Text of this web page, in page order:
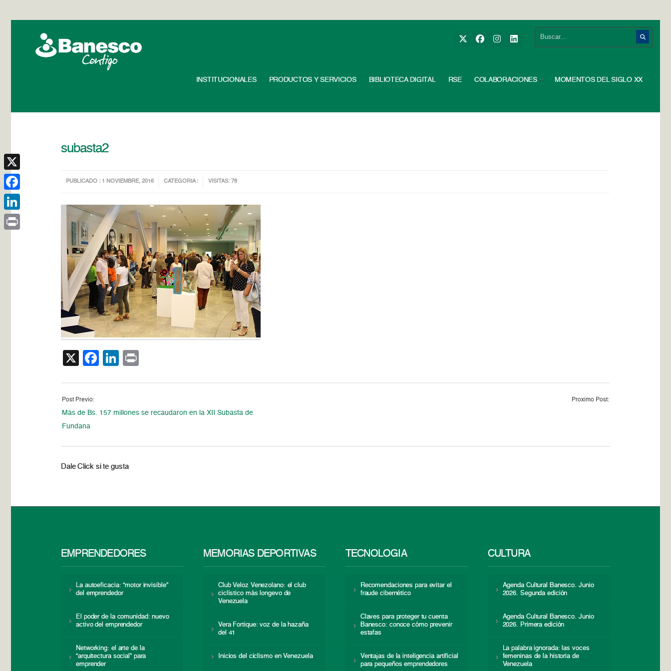
INSTITUCIONALES PRODUCTOS Y SERVICIOS BIBLIOTECA DIGITAL RSE COLABORACIONES MOMENTOS DEL SIGLO XX
subasta2
PUBLICADO : 1 NOVIEMBRE, 2016 CATEGORIA : VISITAS: 78
X Facebook
LinkedIn
Post Previo:
Más de Bs. 157 millones se recaudaron en la XII Subasta de
Fundana
Proximo Post:
Dale Click si te gusta
EMPRENDEDORES
La autoeficacia: “motor invisible”
del emprendedor
El poder de la comunidad: nuevo
activo del emprendedor
Networking: el arte de la
“arquitectura social” para
emprender
MEMORIAS DEPORTIVAS
Club Veloz Venezolano: el club
ciclístico más longevo de
Venezuela
Vera Fortique: voz de la hazaña
del 41
Inicios del ciclismo en Venezuela
TECNOLOGÍA
Recomendaciones para evitar el
fraude cibernético
Claves para proteger tu cuenta
Banesco: conoce cómo prevenir
estafas
Ventajas de la inteligencia artificial
para pequeños emprendedores
CULTURA
Agenda Cultural Banesco. Junio
2026. Segunda edición
Agenda Cultural Banesco. Junio
2026. Primera edición
La palabra ignorada: las voces
femeninas de la historia de
Venezuela
X
Facebook
LinkedIn